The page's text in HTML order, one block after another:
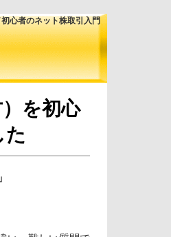
心者のネット株取引入門
を初心
た